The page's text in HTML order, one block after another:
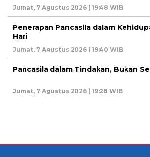
Jumat, 7 Agustus 2026 | 19:48 WIB
Penerapan Pancasila dalam
Hari
Jumat, 7 Agustus 2026 | 19:40 WIB
Pancasila dalam Tindakan, Bukan
Jumat, 7 Agustus 2026 | 19:28 WIB